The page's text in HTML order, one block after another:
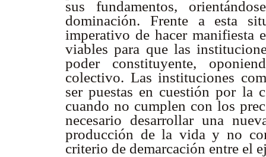
sus fundamentos,
dominación. Frente a esta
imperativo de hacer manifiesta
viables para que las
poder constituyente,
colectivo. Las instituciones
ser puestas en cuestión por la
cuando no cumplen con los
necesario desarrollar una
producción de la vida y no
criterio de demarcación entre